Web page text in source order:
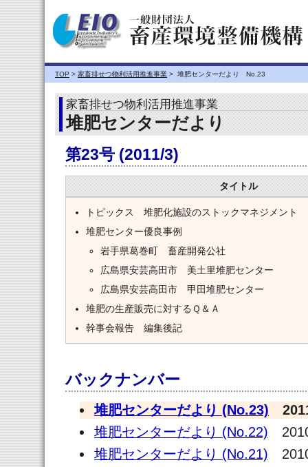
TOP > 家畜排せつ物利活用推進事業 > 堆肥センターだより No.23
家畜排せつ物利活用推進事業
堆肥センターだより
第23号 (2011/3)
タイトル
トピックス 堆肥化施設のストックマネジメント
堆肥センター優良事例
岩手県葛巻町 畜産開発公社
広島県安芸高田市 美土里堆肥センター
広島県安芸高田市 甲田堆肥センター
堆肥の生産販売に対するＱ＆Ａ
幹事会報告 編集後記
バックナンバー
堆肥センターだより (No.23)
堆肥センターだより (No.22)
堆肥センターだより (No.21)